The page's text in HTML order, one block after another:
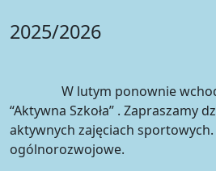
2025/2026
W lutym ponownie
“Aktywna Szkoła” . Zapraszamy
aktywnych zajęciach
ogólnorozwojowe.